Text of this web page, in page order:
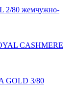
2/80 жемчужно-
CASHMERE
GOLD 3/80